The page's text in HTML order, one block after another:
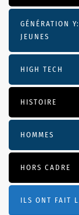
GÉNÉRATION
JEUNES
HIGH TECH
HISTOIRE
HOMMES
HORS CADRE
ILS ONT FAIT